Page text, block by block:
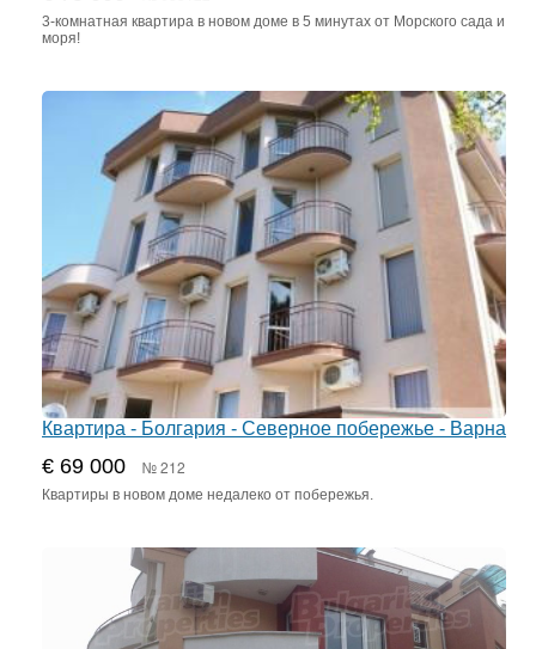
3-комнатная квартира в новом доме в 5 минутах от Морского сада и
моря!
Квартира - Болгария - Северное побережье - Варна
€ 69 000 № 212
Квартиры в новом доме недалеко от побережья.